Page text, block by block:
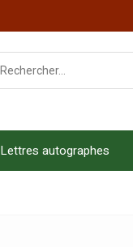
Lettres autographes